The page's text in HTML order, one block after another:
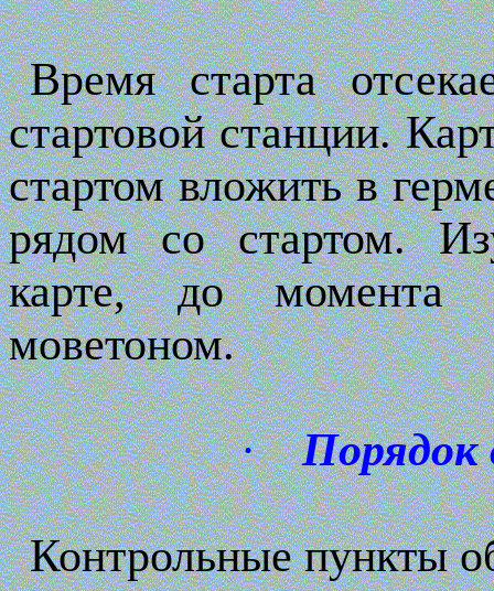
Время старта
стартовой станции.
стартом вложить в
рядом со стартом.
карте, до момента
моветоном.
·
Контрольные пункты